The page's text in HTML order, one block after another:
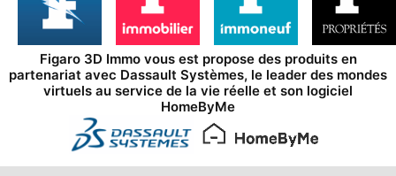
Figaro 3D Immo vous est propose des produits en
partenariat avec Dassault Systèmes, le leader des mondes
virtuels au service de la vie réelle et son logiciel
HomeByMe